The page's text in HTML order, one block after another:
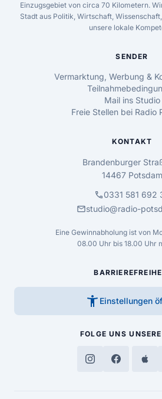
Einzugsgebiet von circa 70 Kilometern.
Stadt aus Politik, Wirtschaft,
unsere lokale
SENDER
Vermarktung, Werbung &
Mail ins Studio
Freie Stellen bei Radio
KONTAKT
Brandenburger
14467 Potsdam
call0331 581 692
mailstudio@radio-
Eine Gewinnabholung ist von
08.00 Uhr bis 18.00 Uhr
accessibility_new Einstellungen
FOLGE UNS